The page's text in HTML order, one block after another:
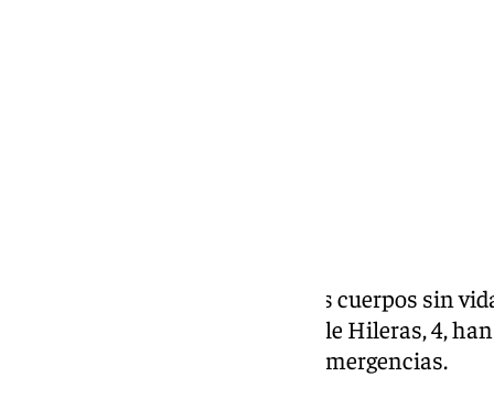
Los bomberos han rescatado los cuerpos sin
el derrumbe del edificio de la calle Hileras, 4,
este miércoles los servicios de emergencias.